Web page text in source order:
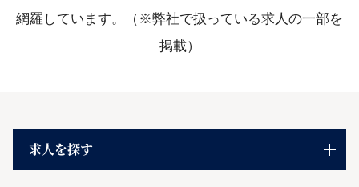
網羅しています。（※弊社で扱っている求人の一部を
掲載）
求人を探す